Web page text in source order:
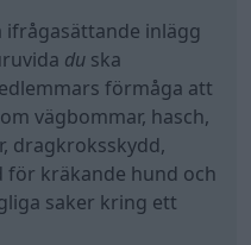
lagar en stat som
ifrågasättande inlägg
du ska
förmåga att
vägbommar, hasch,
dragkroksskydd,
för kräkande hund och
saker kring ett